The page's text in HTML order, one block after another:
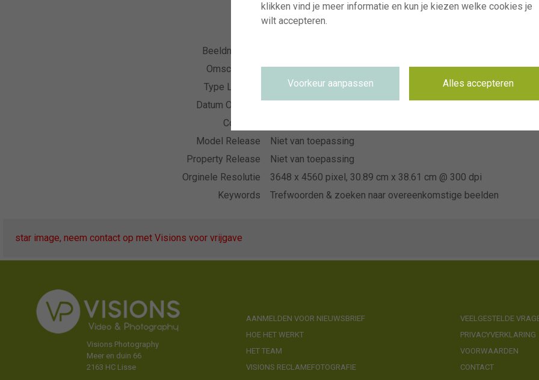
Beeldnummer
Omschrijving
Ranunculus Koi Fish Seclin®
Type Licentie
Datum Opname
Collectie
Model Release
Niet van toepassing
Property Release
Niet van toepassing
Orginele Resolutie
3648 x 4560 pixel, 30.89 cm x 38.61 cm @ 300 dpi
Keywords
Trefwoorden & zoeken naar overeenkomstige beelden
star image, neem contact op met Visions voor vrijgave
Visions Photography
Meer en duin 66
2163 HC Lisse
AANMELDEN VOOR NIEUWSBRIEF
HOE HET WERKT
HET TEAM
VISIONS RECLAMEFOTOGRAFIE
VEELGESTELDE
PRIVACYVERKLARING
VOORWAARDEN
CONTACT
klikken vind je meer informatie en kun je kiezen welke cookies je
wilt accepteren.
Voorkeur aanpassen Alles accepteren